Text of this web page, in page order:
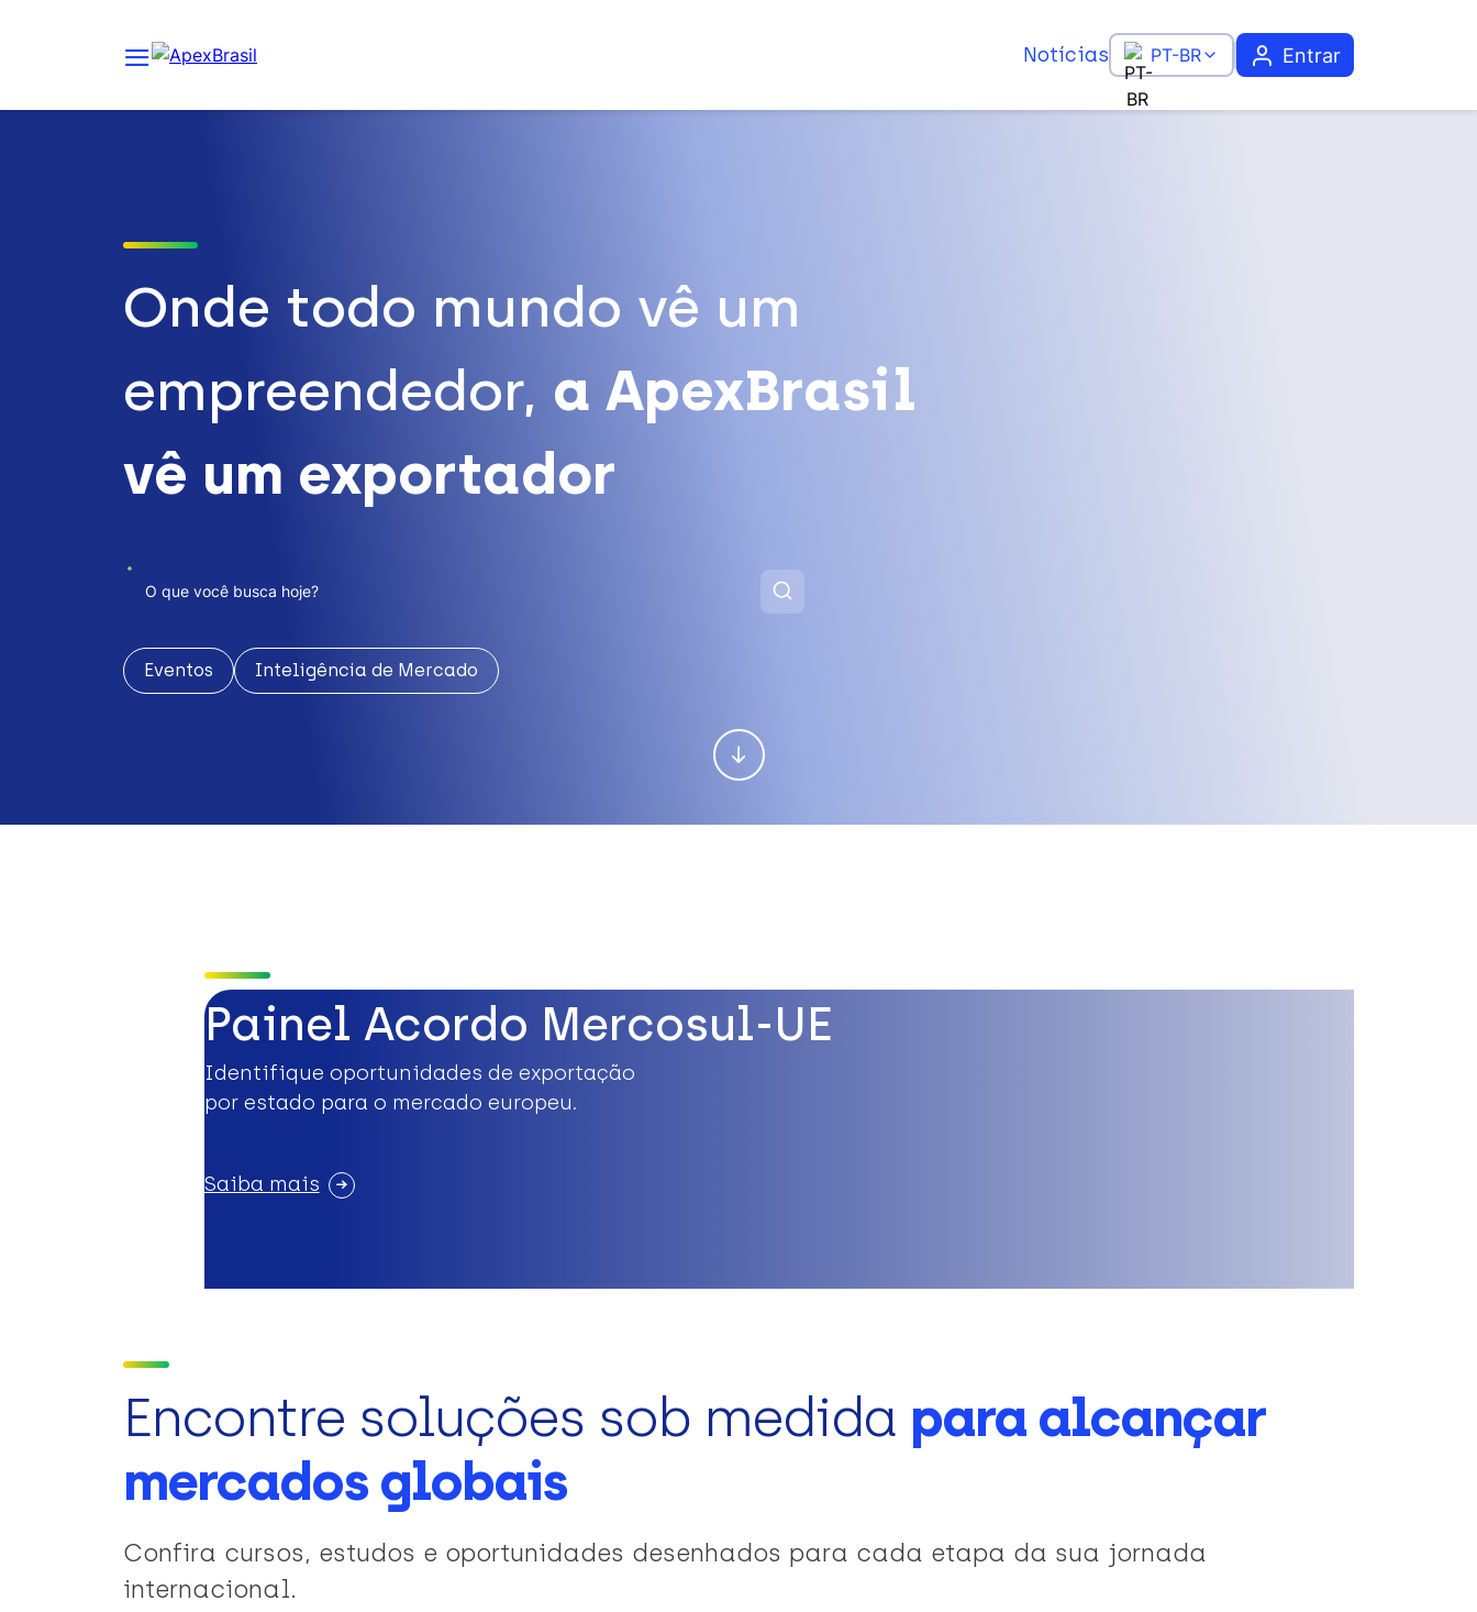
Notícias PT-BR Entrar
Onde todo mundo vê um
empreendedor, a ApexBrasil
vê um exportador
Eventos Inteligência de Mercado
Painel Acordo Mercosul-UE
Identifique oportunidades de exportação
por estado para o mercado europeu.
Saiba mais
Encontre soluções sob medida para alcançar
mercados globais
Confira cursos, estudos e oportunidades desenhados para cada etapa da sua jornada
internacional.